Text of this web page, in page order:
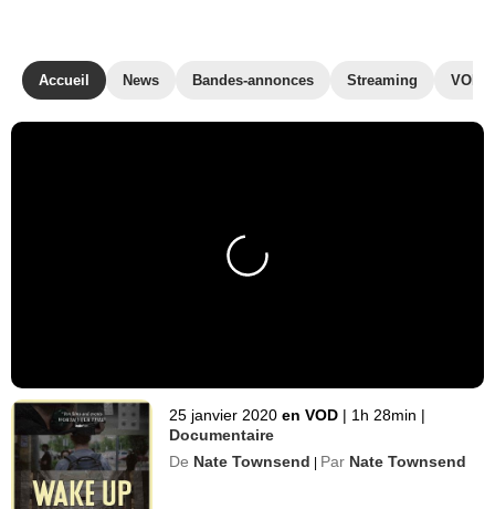
Accueil News Bandes-annonces Streaming VOD
25 janvier 2020 en VOD | 1h 28min |
Documentaire
De Nate Townsend | Par Nate Townsend